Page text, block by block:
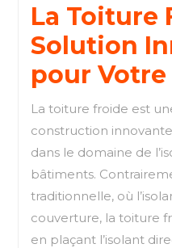
La Toiture
Solution
pour Votre
La toiture froide est
construction
dans le domaine de
bâtiments.
traditionnelle, où
couverture, la toiture
en plaçant l’isolant